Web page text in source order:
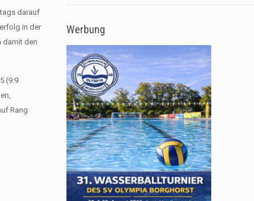
darauf
in der
damit den
(9:9
Rang
Werbung